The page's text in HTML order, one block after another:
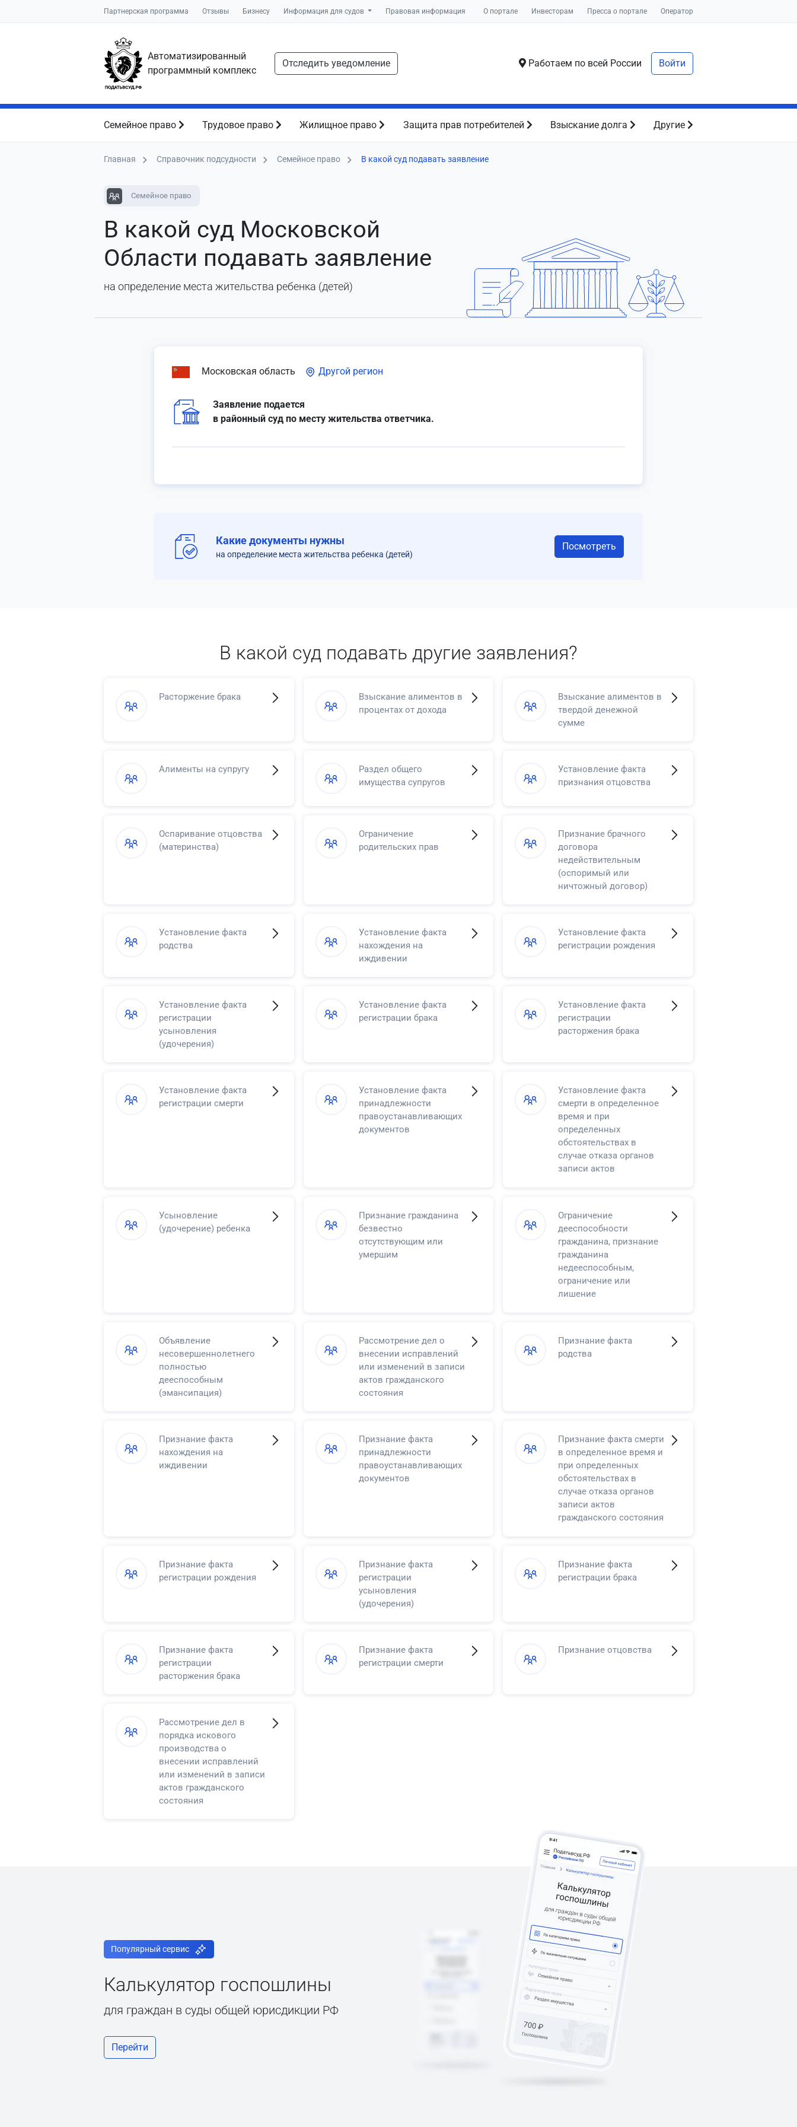
Партнерская программа Отзывы Бизнесу Информация для судов Правовая информация О портале Инвесторам Пресса о портале Оператор
Автоматизированный
программный комплекс
Отследить уведомление Работаем по всей России Войти
Семейное право Трудовое право Жилищное право Защита прав потребителей Взыскание долга Другие
Главная Справочник подсудности Семейное право В какой суд подавать заявление
Семейное право
В какой суд Московской
Области подавать заявление
на определение места жительства ребенка (детей)
Московская область Другой регион
Заявление подается
в районный суд по месту жительства ответчика.
Какие документы нужны
на определение места жительства ребенка (детей)
Посмотреть
В какой суд подавать другие заявления?
Расторжение брака
Взыскание алиментов в
процентах от дохода
Взыскание алиментов в
твердой денежной
сумме
Алименты на супругу
Раздел общего
имущества супругов
Установление факта
признания отцовства
Оспаривание отцовства
(материнства)
Ограничение
родительских прав
Признание брачного
договора
недействительным
(оспоримый или
ничтожный договор)
Установление факта
родства
Установление факта
нахождения на
иждивении
Установление факта
регистрации рождения
Установление факта
регистрации
усыновления
(удочерения)
Установление факта
регистрации брака
Установление факта
регистрации
расторжения брака
Установление факта
регистрации смерти
Установление факта
принадлежности
правоустанавливающих
документов
Установление факта
смерти в определенное
время и при
определенных
обстоятельствах в
случае отказа органов
записи актов
Усыновление
(удочерение) ребенка
Признание гражданина
безвестно
отсутствующим или
умершим
Ограничение
дееспособности
гражданина, признание
гражданина
недееспособным,
ограничение или
лишение
восемнадцати лет права
самостоятельно
Объявление
несовершеннолетнего
полностью
дееспособным
(эмансипация)
Рассмотрение дел о
внесении исправлений
или изменений в записи
актов гражданского
состояния
Признание факта
родства
Признание факта
нахождения на
иждивении
Признание факта
принадлежности
правоустанавливающих
документов
Признание факта смерти
в определенное время и
при определенных
обстоятельствах в
случае отказа органов
записи актов
гражданского состояния
Признание факта
регистрации рождения
Признание факта
регистрации
усыновления
(удочерения)
Признание факта
регистрации брака
Признание факта
регистрации
расторжения брака
Признание факта
регистрации смерти
Признание отцовства
Рассмотрение дел в
порядка искового
производства о
внесении исправлений
или изменений в записи
актов гражданского
состояния
Популярный сервис
Калькулятор госпошлины
для граждан в суды общей юрисдикции РФ
Перейти